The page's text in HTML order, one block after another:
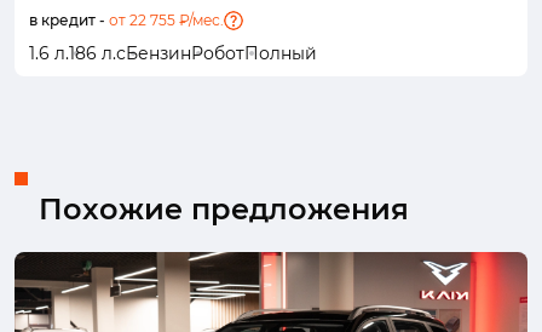
в кредит - от 22 755 ₽/мес.
1.6 л.186 л.сБензинРоботПолный
Похожие предложения